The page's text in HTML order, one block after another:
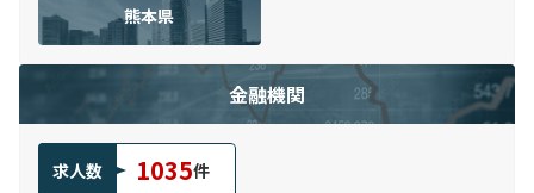
熊本県
金融機関
求人数 1035件